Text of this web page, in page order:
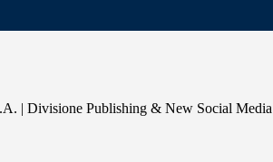
| Divisione Publishing & New Social Media